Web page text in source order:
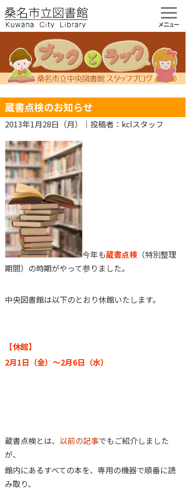
蔵書点検のお知らせ
2013年1月28日（月） ｜投稿者：kclスタッフ
今年も蔵書点検 （特別整理
期間）の時期がやって参りました。
中央図書館は以下のとおり休館いたします。
【休館】
2月1日（金）～2月6日（水）
蔵書点検とは、 以前の記事でもご紹介しました
が、
館内にあるすべての本を、専用の機器で順番に読
み取り、